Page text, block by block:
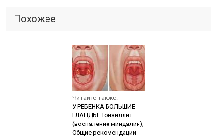
Похожее
Читайте также:
У РЕБЕНКА БОЛЬШИЕ
ГЛАНДЫ: Тонзиллит
(воспаление миндалин),
Общие рекомендации